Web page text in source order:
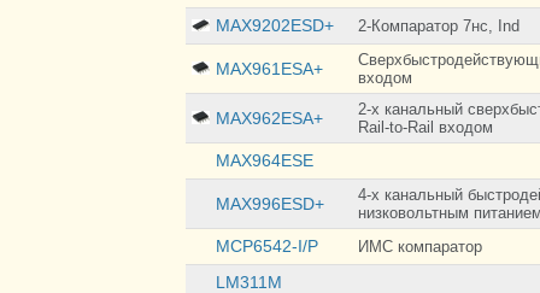
MAX9202ESD+
2-Компаратор 7нс, Ind
MAX961ESA+
входом
MAX962ESA+
2-х канальный
Rail-to-Rail входом
MAX964ESE
MAX996ESD+
4-х канальный
низковольтным
MCP6542-I/P ИМС компаратор
LM311M